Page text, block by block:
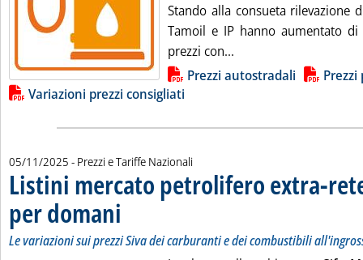
Stando alla consueta rilevazione
Tamoil e IP hanno aumentato
prezzi con...
Lista allegati PDF alla notiziaPrezzi autostradali
Variazioni prezzi consigliati
05/11/2025 - Prezzi e Tariffe Nazionali
Listini mercato petrolifero extra-
per domani . Sottotitolo: Le variazioni sui prezzi Siva dei carburanti e dei
. Pubblicata mercoledì 05 novembre 2025 alle 9.34.
Le variazioni sui prezzi Siva dei carburanti e dei combustibili